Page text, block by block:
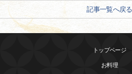
記事一覧へ戻る
トップページ
お料理